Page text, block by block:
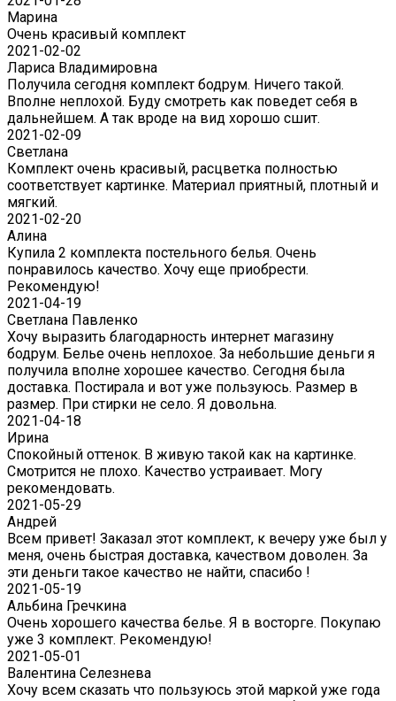
Марина
Очень красивый комплект
2021-02-02
Лариса Владимировна
Получила сегодня комплект бодрум. Ничего такой.
Вполне неплохой. Буду смотреть как поведет себя в
дальнейшем. А так вроде на вид хорошо сшит.
2021-02-09
Светлана
Комплект очень красивый, расцветка полностью
соответствует картинке. Материал приятный, плотный и
мягкий.
2021-02-20
Алина
Купила 2 комплекта постельного белья. Очень
понравилось качество. Хочу еще приобрести.
Рекомендую!
2021-04-19
Светлана Павленко
Хочу выразить благодарность интернет магазину
бодрум. Белье очень неплохое. За небольшие деньги я
получила вполне хорошее качество. Сегодня была
доставка. Постирала и вот уже пользуюсь. Размер в
размер. При стирки не село. Я довольна.
2021-04-18
Ирина
Спокойный оттенок. В живую такой как на картинке.
Смотрится не плохо. Качество устраивает. Могу
рекомендовать.
2021-05-29
Андрей
Всем привет! Заказал этот комплект, к вечеру уже был у
меня, очень быстрая доставка, качеством доволен. За
эти деньги такое качество не найти, спасибо !
2021-05-19
Альбина Гречкина
Очень хорошего качества белье. Я в восторге. Покупаю
уже 3 комплект. Рекомендую!
2021-05-01
Валентина Селезнева
Хочу всем сказать что пользуюсь этой маркой уже года